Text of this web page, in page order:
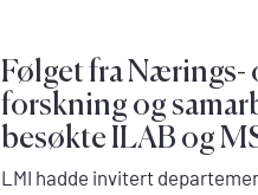
Følget fra Nærings-
forskning og
besøkte ILAB og
LMI hadde invitert